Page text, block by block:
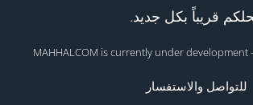
قريباً بكل جديد.
MAHHALCOM is currently under
للتواصل والاستفسار